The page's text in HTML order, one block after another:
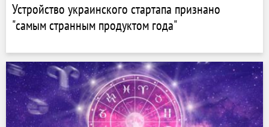
Устройство украинского стартапа признано
"самым странным продуктом года"